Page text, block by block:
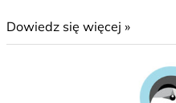
Dowiedz się więcej »